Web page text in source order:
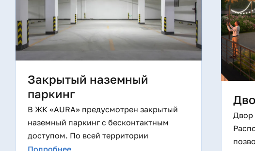
Закрытый наземный
паркинг
В ЖК «AURA» предусмотрен закрытый
наземный паркинг с бесконтактным
доступом. По всей территории
установлены камеры видеонаблюдения,
Двор